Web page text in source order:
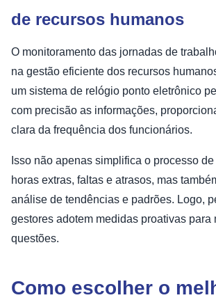
de recursos humanos
O monitoramento das jornadas de
na gestão eficiente dos recursos
um sistema de relógio ponto eletrônico
com precisão as informações,
clara da frequência dos funcionários.
Isso não apenas simplifica o processo
horas extras, faltas e atrasos, mas
análise de tendências e padrões. Logo,
gestores adotem medidas proativas para
questões.
Como escolher o